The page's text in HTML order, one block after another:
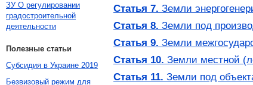
Статья 7. Земли
Статья 8. Земли под
Статья 9. Земли
Статья 10. Земли местной
Статья 11. Земли под
ЗУ О регулировании
градостроительной
деятельности
Полезные статьи
Субсидия в Украине 2019
Безвизовый режим для